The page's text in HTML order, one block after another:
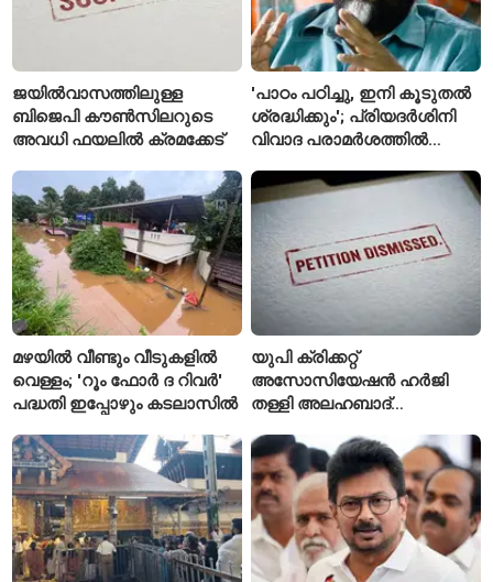
ജയിൽവാസത്തിലുള്ള
ബിജെപി കൗൺസിലറുടെ
അവധി ഫയലിൽ ക്രമക്കേട്
'പാഠം പഠിച്ചു, ഇനി കൂടുതൽ
ശ്രദ്ധിക്കും'; പ്രിയദർശിനി
വിവാദ പരാമർശത്തിൽ
സി.പി. ജോൺ
മഴയിൽ വീണ്ടും വീടുകളിൽ
വെള്ളം; 'റൂം ഫോർ ദ റിവർ'
പദ്ധതി ഇപ്പോഴും കടലാസിൽ
യുപി ക്രിക്കറ്റ്
അസോസിയേഷൻ ഹർജി
തള്ളി അലഹബാദ്